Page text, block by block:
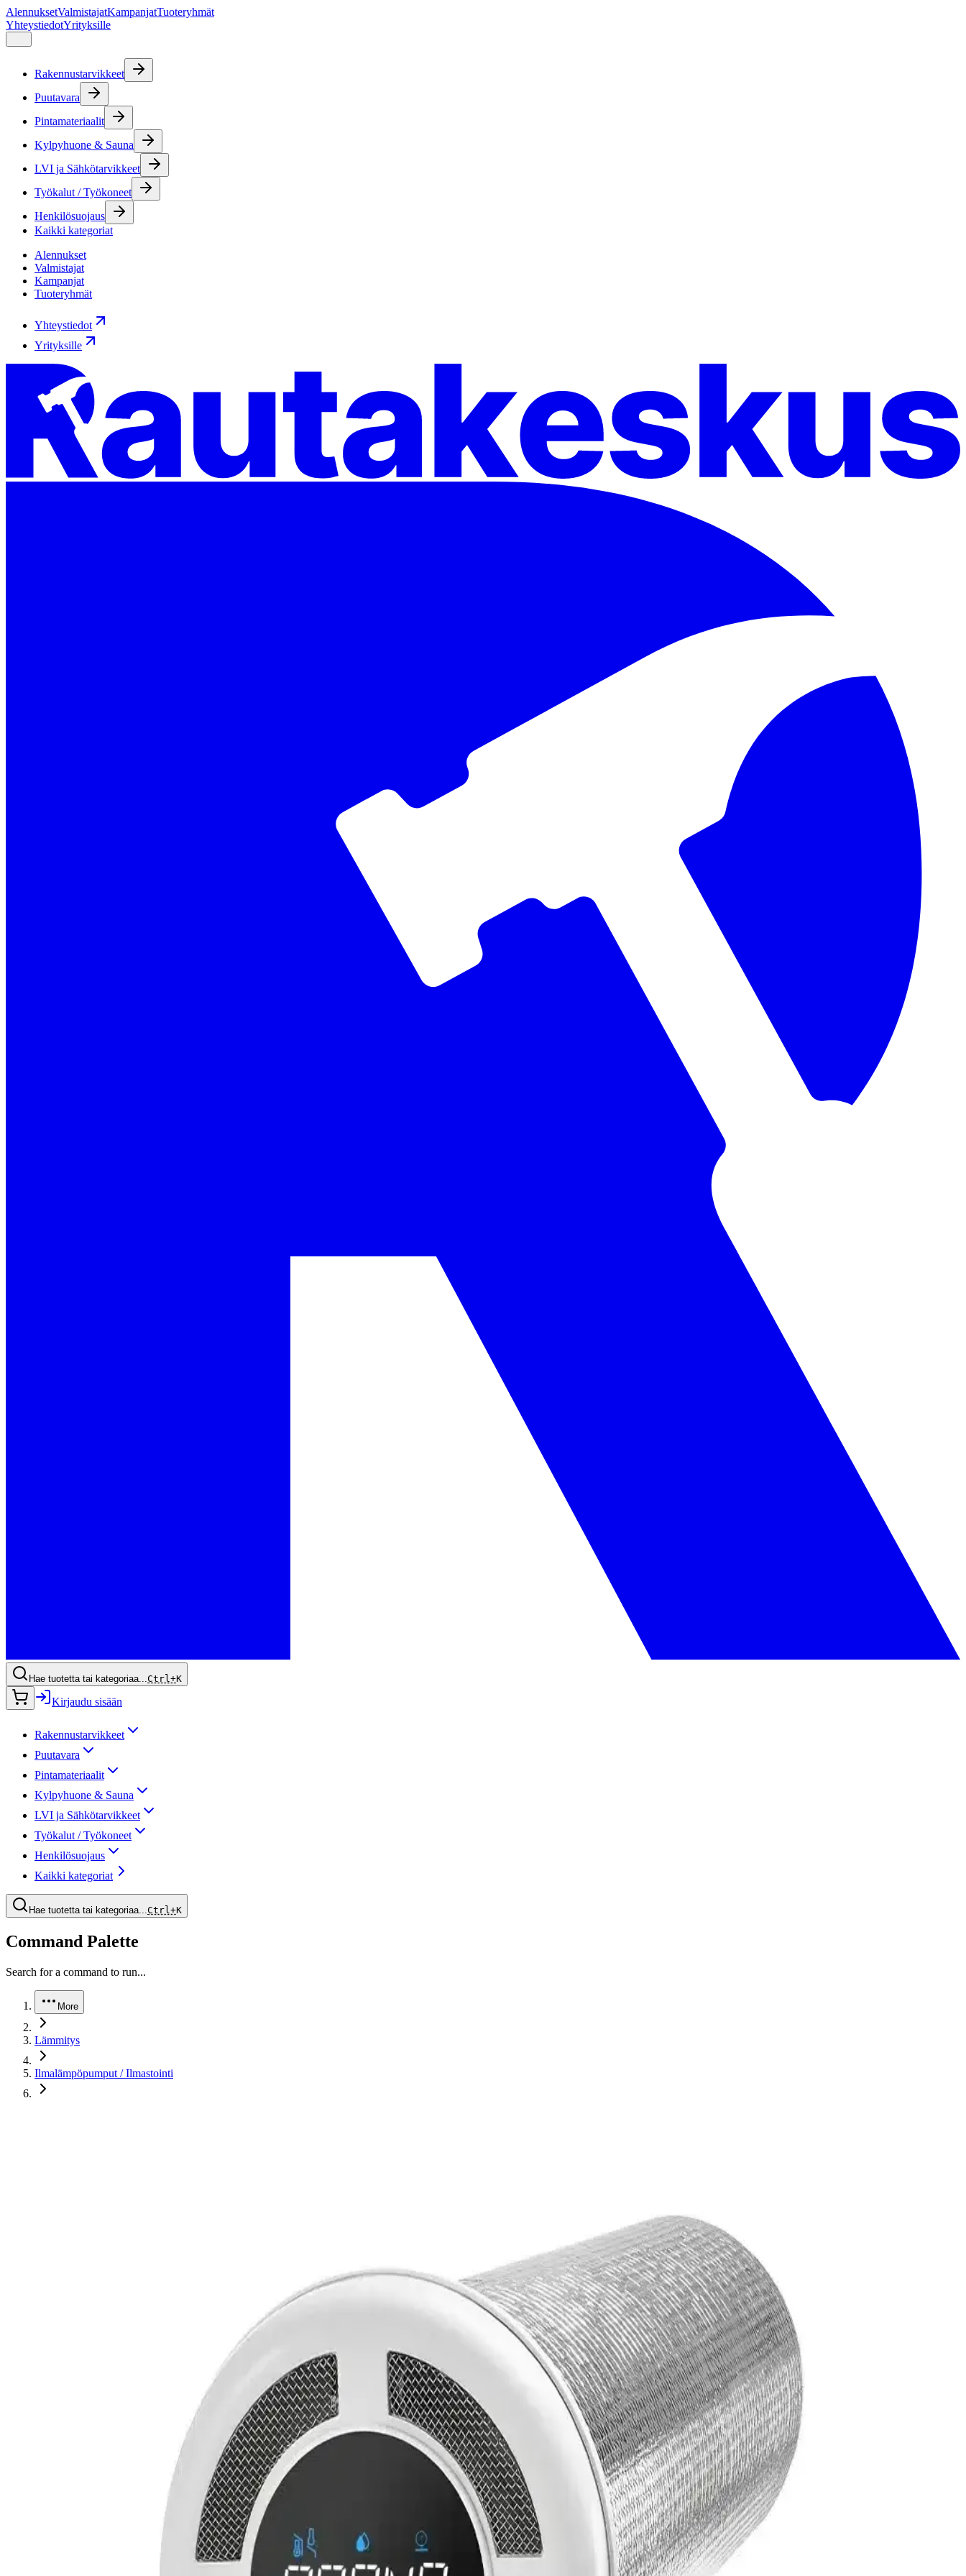
AlennuksetValmistajatKampanjatTuoteryhmät
YhteystiedotYrityksille
Rakennustarvikkeet
Puutavara
Pintamateriaalit
Kylpyhuone & Sauna
LVI ja Sähkötarvikkeet
Työkalut / Työkoneet
Henkilösuojaus
Kaikki kategoriat
Alennukset
Valmistajat
Kampanjat
Tuoteryhmät
Yhteystiedot
Yrityksille
Hae tuotetta tai kategoriaa... Ctrl+K
Kirjaudu sisään
Rakennustarvikkeet
Puutavara
Pintamateriaalit
Kylpyhuone & Sauna
LVI ja Sähkötarvikkeet
Työkalut / Työkoneet
Henkilösuojaus
Kaikki kategoriat
Hae tuotetta tai kategoriaa... Ctrl+K
Command Palette
Search for a command to run...
More
Lämmitys
Ilmalämpöpumput / Ilmastointi